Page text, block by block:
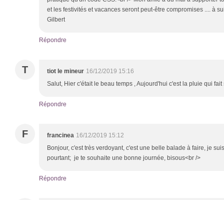
et les festivités et vacances seront peut-être compromises .... à
Gilbert
Répondre
T tiot le mineur 16/12/2019 15:16
Salut, Hier c'était le beau temps , Aujourd'hui c'est la pluie qui
Répondre
F francinea 16/12/2019 15:12
Bonjour, c'est très verdoyant, c'est une belle balade à faire, je
pourtant; je te souhaite une bonne journée, bisous<br />
Répondre